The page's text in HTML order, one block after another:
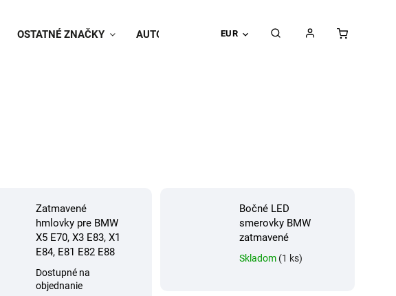
EUR
OSTATNÉ ZNAČKY AUTOPOŤAHY Univerzálne doplnky
Zatmavené
hmlovky pre BMW
X5 E70, X3 E83, X1
E84, E81 E82 E88
Dostupné na
objednanie
Bočné LED
smerovky BMW
zatmavené
Skladom (1 ks)